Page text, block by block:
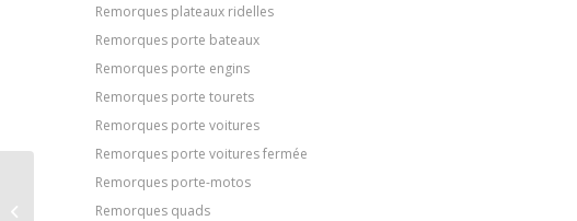
Remorques plateaux ridelles
Remorques porte bateaux
Remorques porte engins
Remorques porte tourets
Remorques porte voitures
Remorques porte voitures fermée
Remorques porte-motos
Remorques quads
VIDEO DE
PRESENTATION